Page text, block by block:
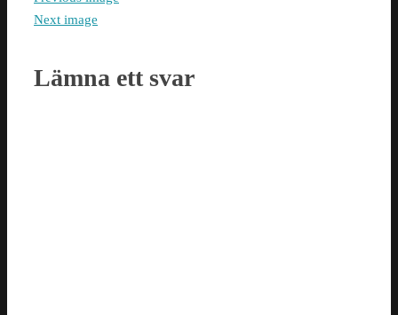
Next image
Lämna ett svar